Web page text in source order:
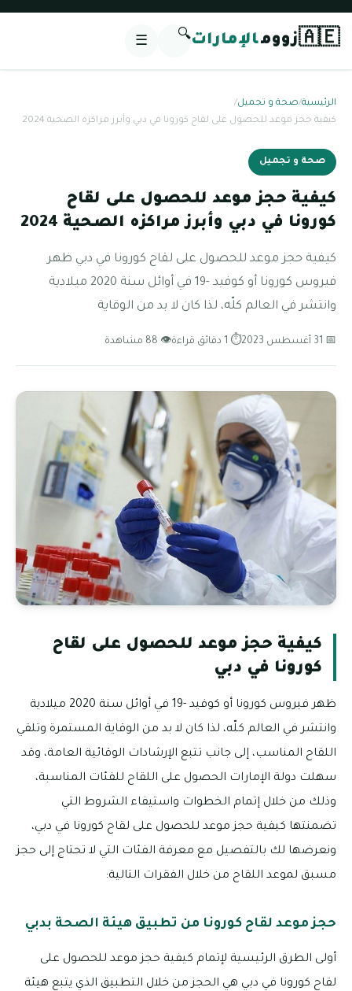
🇦🇪زوومالإمارات🔍
☰
الرئيسية/صحة و تجميل/
كيفية حجز موعد للحصول على لقاح كورونا في دبي وأبرز مراكزه الصحية 2024
صحة و تجميل
كيفية حجز موعد للحصول على لقاح
كورونا في دبي وأبرز مراكزه الصحية 2024
كيفية حجز موعد للحصول على لقاح كورونا في دبي ظهر
فيروس كورونا أو كوفيد -19 في أوائل سنة 2020 ميلادية
وانتشر في العالم كلّه، لذا كان لا بد من الوقاية
📅 31 أغسطس 2023 ⏱ 1 دقائق قراءة 👁 88 مشاهدة
كيفية حجز موعد للحصول على لقاح
كورونا في دبي
ظهر فيروس كورونا أو كوفيد -19 في أوائل سنة 2020 ميلادية
وانتشر في العالم كلّه، لذا كان لا بد من الوقاية المستمرة وتلقي
اللقاح المناسب، إلى جانب تتبع الإرشادات الوقائية العامة، وقد
سهلت دولة الإمارات الحصول على اللقاح للفئات المناسبة،
وذلك من خلال إتمام الخطوات واستيفاء الشروط التي
تضمنتها كيفية حجز موعد للحصول على لقاح كورونا في دبي،
ونعرضها لك بالتفصيل مع معرفة الفئات التي لا تحتاج إلى حجز
مسبق لموعد اللقاح من خلال الفقرات التالية:
حجز موعد لقاح كورونا من تطبيق هيئة الصحة بدبي
أولى الطرق الرئيسية لإتمام كيفية حجز موعد للحصول على
لقاح كورونا في دبي هي الحجز من خلال التطبيق الذي يتبع هيئة